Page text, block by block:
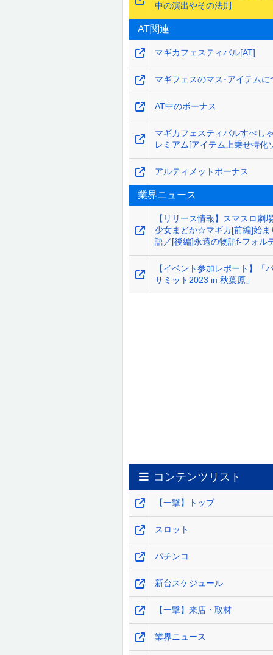
中の演出やその法則
AT関連
マギカフェスティバル[AT]
マギフェスのマス･アイテムに
AT中のボーナス
マギカフェスティバルすぺし
レミアム[アイテム上乗せ特化
アルティメットボーナス
業界ニュース
【リリース情報】スマスロ劇
少女まどか☆マギカ[前編]始ま
語／[後編]永遠の物語f-フォル
【イベント参加レポート】「
サミット2023 in 秋葉原」
コンテンツリスト
【一撃】トップ
スロット
パチンコ
新台スケジュール
【一撃】来店・取材
業界ニュース